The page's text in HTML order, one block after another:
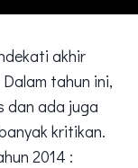
akhir
tahun ini,
dan ada juga
kritikan.
2014 :